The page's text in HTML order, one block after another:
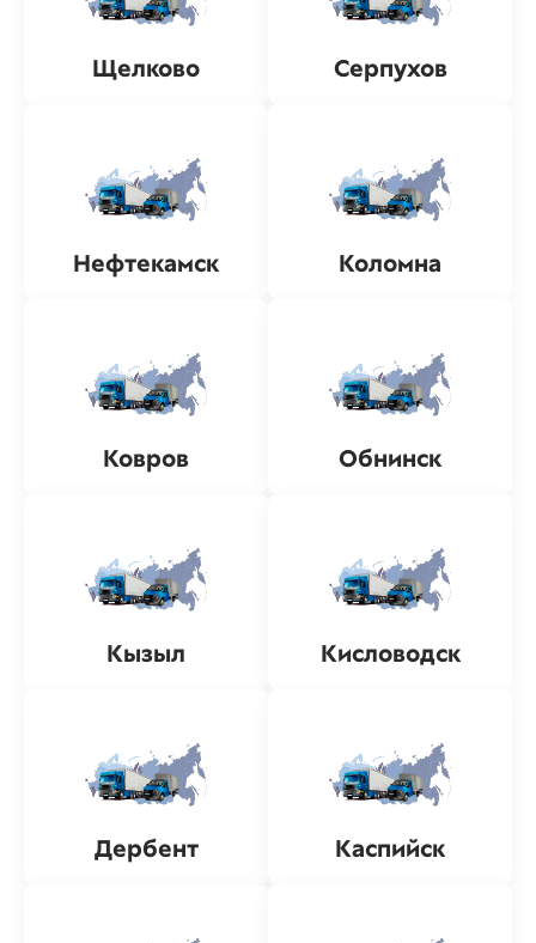
Щелково Серпухов
Нефтекамск Коломна
Ковров Обнинск
Кызыл Кисловодск
Дербент Каспийск